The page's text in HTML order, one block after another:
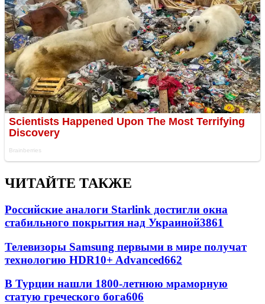
ЧИТАЙТЕ ТАКЖЕ
Российские аналоги Starlink достигли окна
стабильного покрытия над Украиной3861
Телевизоры Samsung первыми в мире получат
технологию HDR10+ Advanced662
В Турции нашли 1800-летнюю мраморную
статую греческого бога606